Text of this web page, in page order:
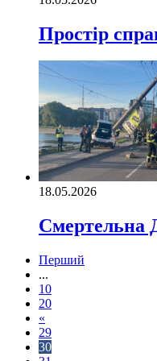
Простір
18.05.2026
Смертельна
Перший
...
10
20
«
29
30